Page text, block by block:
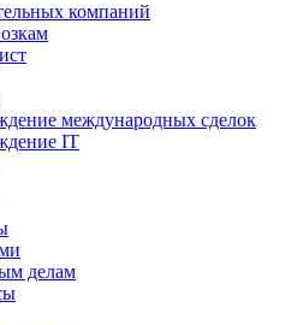
компаний
международных сделок
IT
делам